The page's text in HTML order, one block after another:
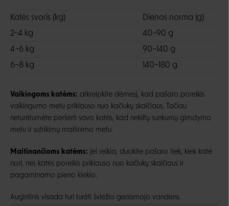
Katės svoris (kg)
Dienos norma (g)
2–4 kg
40–90 g
4–6 kg
90–140 g
6–8 kg
140–180 g
Vaikingoms katėms: atkreipkite dėmesį, kad pašaro poreikis
vaikingumo metu priklauso nuo kačiukų skaičiaus. Tačiau
neturėtumėte peršerti savo katės, kad nekiltų sunkumų gimdymo
metu ir sutrikimų maitinimo metu.
Maitinančioms katėms: jei reikia, duokite pašaro tiek, kiek katė
nori, nes katės poreikis priklauso nuo kačiukų skaičiaus ir
pagaminamo pieno kiekio.
Augintinis visada turi turėti šviežio geriamojo vandens.